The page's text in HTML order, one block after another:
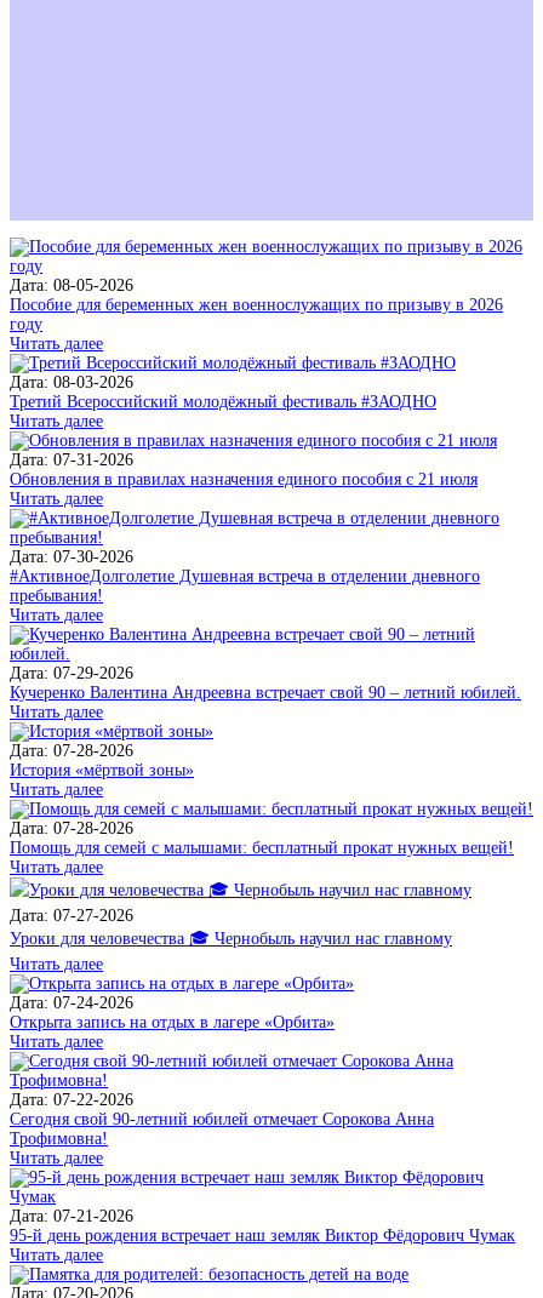
Дата: 08-05-2026
Пособие для беременных жен военнослужащих по призыву в 2026
году
Читать далее
Дата: 08-03-2026
Третий Всероссийский молодёжный фестиваль #ЗАОДНО
Читать далее
Дата: 07-31-2026
Обновления в правилах назначения единого пособия с 21 июля
Читать далее
Дата: 07-30-2026
#АктивноеДолголетие Душевная встреча в отделении дневного
пребывания!
Читать далее
Дата: 07-29-2026
Кучеренко Валентина Андреевна встречает свой 90 – летний юбилей.
Читать далее
Дата: 07-28-2026
История «мёртвой зоны»
Читать далее
Дата: 07-28-2026
Помощь для семей с малышами: бесплатный прокат нужных вещей!
Читать далее
Дата: 07-27-2026
Уроки для человечества 🎓 Чернобыль научил нас главному
Читать далее
Дата: 07-24-2026
Открыта запись на отдых в лагере «Орбита»
Читать далее
Дата: 07-22-2026
Сегодня свой 90-летний юбилей отмечает Сорокова Анна
Трофимовна!
Читать далее
Дата: 07-21-2026
95-й день рождения встречает наш земляк Виктор Фёдорович Чумак
Читать далее
Дата: 07-20-2026